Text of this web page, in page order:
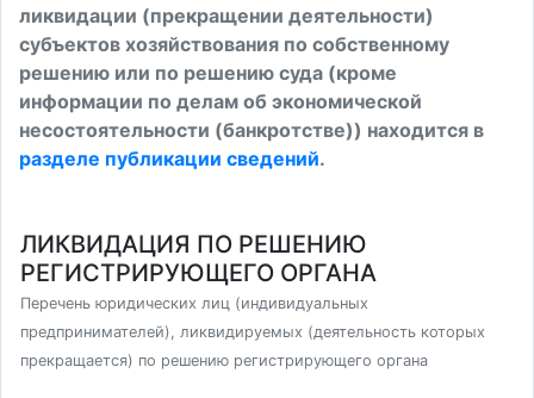
ликвидации (прекращении деятельности)
субъектов хозяйствования по собственному
решению или по решению суда (кроме
информации по делам об экономической
несостоятельности (банкротстве)) находится в
разделе публикации сведений.
ЛИКВИДАЦИЯ ПО РЕШЕНИЮ
РЕГИСТРИРУЮЩЕГО ОРГАНА
Перечень юридических лиц (индивидуальных
предпринимателей), ликвидируемых (деятельность которых
прекращается) по решению регистрирующего органа